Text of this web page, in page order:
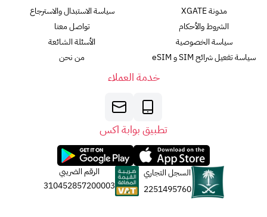
مدونة XGATE
الشروط والأحكام
سياسة الخصوصية
سياسة تفعيل شرائح SIM و eSIM
سياسة الاستبدال والاسترجاع
تواصل معنا
الأسئلة الشائعة
من نحن
خدمة العملاء
تطبيق بوابة اكس
السجل التجاري
2251495760
الرقم الضريبي
310452857200003